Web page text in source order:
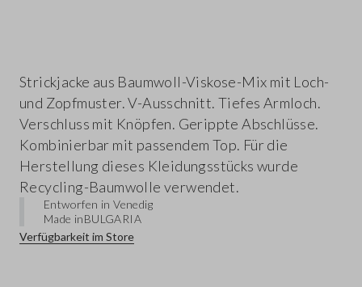
Strickjacke aus Baumwoll-Viskose-Mix mit Loch-
und Zopfmuster. V-Ausschnitt. Tiefes Armloch.
Verschluss mit Knöpfen. Gerippte Abschlüsse.
Kombinierbar mit passendem Top. Für die
Herstellung dieses Kleidungsstücks wurde
Recycling-Baumwolle verwendet.
Entworfen in Venedig
Made inBULGARIA
Verfügbarkeit im Store